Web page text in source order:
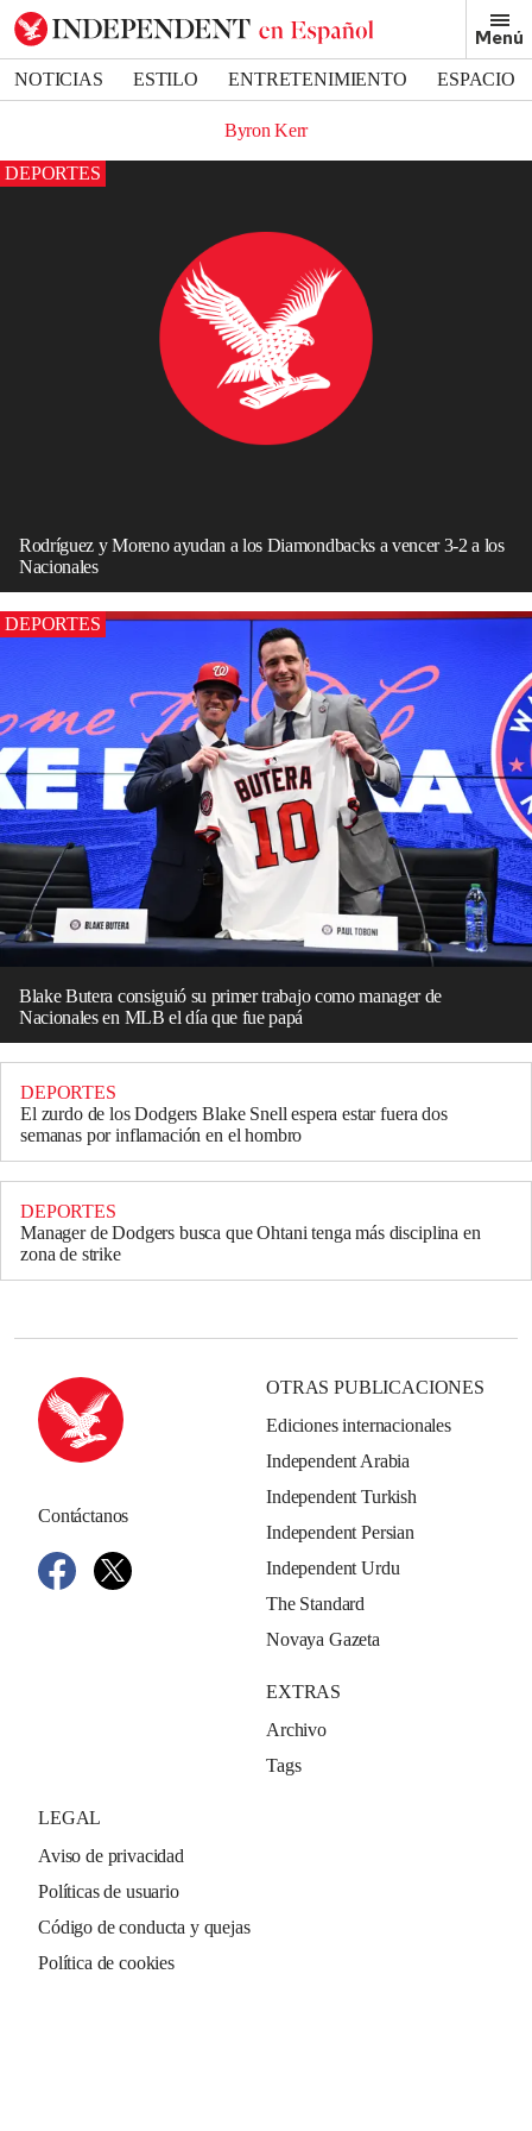
Menú
NOTICIAS ESTILO ENTRETENIMIENTO
ESPACIO
Byron Kerr
DEPORTES
Rodríguez y Moreno ayudan a los Diamondbacks a vencer 3-2 a los
Nacionales
DEPORTES
Blake Butera consiguió su primer trabajo como manager de
Nacionales en MLB el día que fue papá
DEPORTES
El zurdo de los Dodgers Blake Snell espera estar fuera dos
semanas por inflamación en el hombro
DEPORTES
Manager de Dodgers busca que Ohtani tenga más disciplina en
zona de strike
Contáctanos
OTRAS PUBLICACIONES
Ediciones internacionales
Independent Arabia
Independent Turkish
Independent Persian
Independent Urdu
The Standard
Novaya Gazeta
EXTRAS
Archivo
Tags
LEGAL
Aviso de privacidad
Políticas de usuario
Código de conducta y quejas
Política de cookies